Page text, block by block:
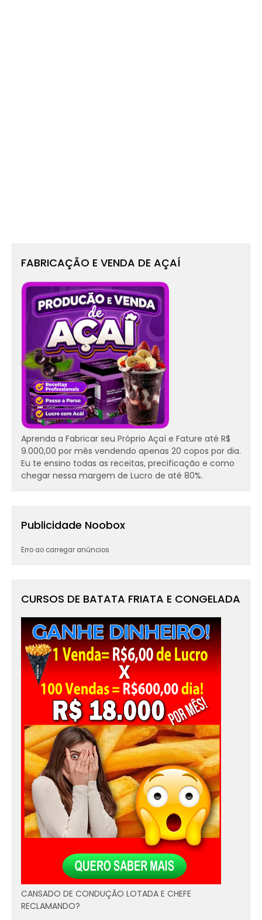
FABRICAÇÃO E VENDA DE AÇAÍ
Aprenda a Fabricar seu Próprio Açaí e Fature até R$
9.000,00 por mês vendendo apenas 20 copos por dia.
Eu te ensino todas as receitas, precificação e como
chegar nessa margem de Lucro de até 80%.
Publicidade Noobox
Erro ao carregar anúncios
CURSOS DE BATATA FRIATA E CONGELADA
CANSADO DE CONDUÇÃO LOTADA E CHEFE
RECLAMANDO?